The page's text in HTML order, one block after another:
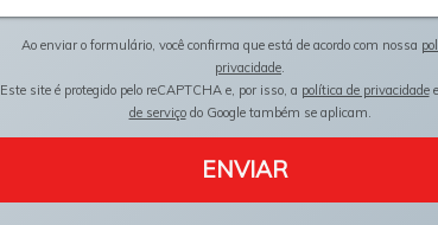
Ao enviar o formulário, você confirma que está de acordo com nossa
privacidade
Este site é protegido pelo reCAPTCHA e, por isso, a política de privacidade
de serviçodo Google também se aplicam.
ENVIAR